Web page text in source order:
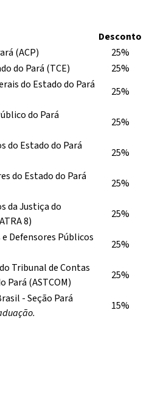
Desconto
(ACP)
25%
do Pará (TCE)
25%
do Estado do Pará
25%
do Pará
25%
do Estado do Pará
25%
do Estado do Pará
25%
da Justiça do
8)
25%
Defensores Públicos
25%
Tribunal de Contas
Pará (ASTCOM)
25%
- Seção Pará
15%